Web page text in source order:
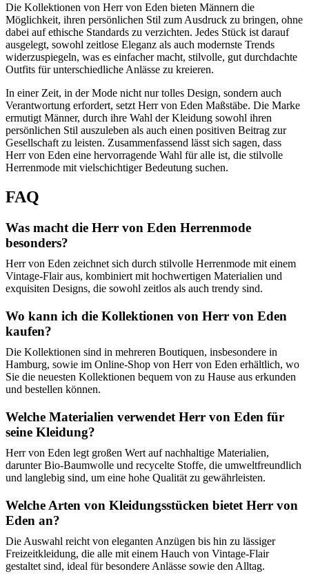
Die Kollektionen von Herr von Eden bieten Männern die
Möglichkeit, ihren persönlichen Stil zum Ausdruck zu bringen, ohne
dabei auf ethische Standards zu verzichten. Jedes Stück ist darauf
ausgelegt, sowohl zeitlose Eleganz als auch modernste Trends
widerzuspiegeln, was es einfacher macht, stilvolle, gut durchdachte
Outfits für unterschiedliche Anlässe zu kreieren.
In einer Zeit, in der Mode nicht nur tolles Design, sondern auch
Verantwortung erfordert, setzt Herr von Eden Maßstäbe. Die Marke
ermutigt Männer, durch ihre Wahl der Kleidung sowohl ihren
persönlichen Stil auszuleben als auch einen positiven Beitrag zur
Gesellschaft zu leisten. Zusammenfassend lässt sich sagen, dass
Herr von Eden eine hervorragende Wahl für alle ist, die stilvolle
Herrenmode mit vielschichtiger Bedeutung suchen.
FAQ
Was macht die Herr von Eden Herrenmode
besonders?
Herr von Eden zeichnet sich durch stilvolle Herrenmode mit einem
Vintage-Flair aus, kombiniert mit hochwertigen Materialien und
exquisiten Designs, die sowohl zeitlos als auch trendy sind.
Wo kann ich die Kollektionen von Herr von Eden
kaufen?
Die Kollektionen sind in mehreren Boutiquen, insbesondere in
Hamburg, sowie im Online-Shop von Herr von Eden erhältlich, wo
Sie die neuesten Kollektionen bequem von zu Hause aus erkunden
und bestellen können.
Welche Materialien verwendet Herr von Eden für
seine Kleidung?
Herr von Eden legt großen Wert auf nachhaltige Materialien,
darunter Bio-Baumwolle und recycelte Stoffe, die umweltfreundlich
und langlebig sind, um eine hohe Qualität zu gewährleisten.
Welche Arten von Kleidungsstücken bietet Herr von
Eden an?
Die Auswahl reicht von eleganten Anzügen bis hin zu lässiger
Freizeitkleidung, die alle mit einem Hauch von Vintage-Flair
gestaltet sind, ideal für besondere Anlässe sowie den Alltag.